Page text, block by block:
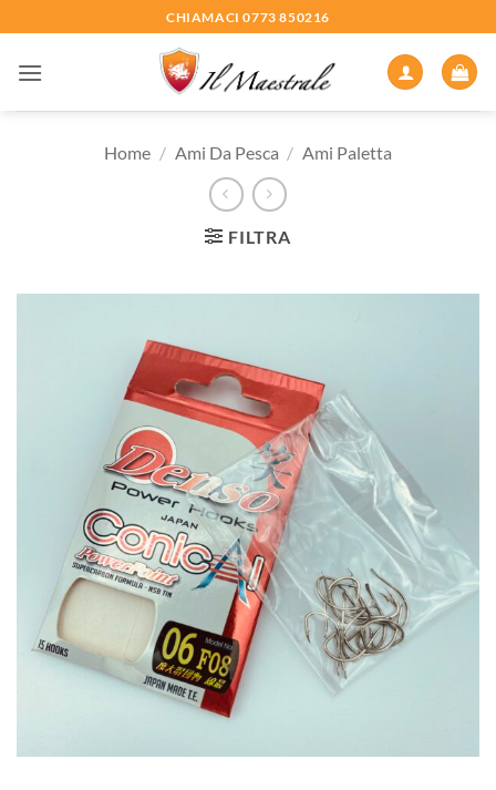
ai
contenuti
CHIAMACI 0773 850216
Home / Ami Da Pesca / Ami Paletta
FILTRA